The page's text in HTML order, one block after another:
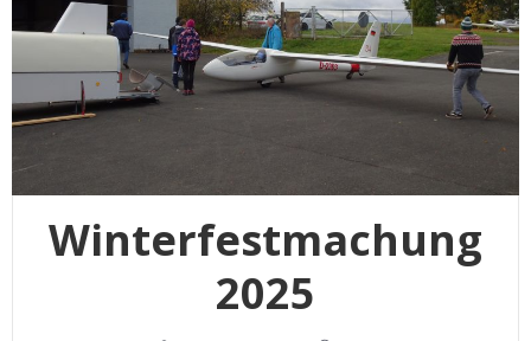
Winterfestmachung
2025